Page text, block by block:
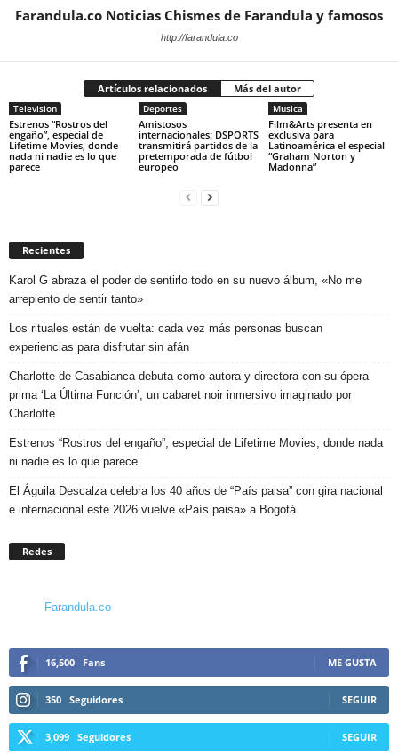
Farandula.co Noticias Chismes de Farandula y famosos
http://farandula.co
Artículos relacionados Más del autor
Television
Estrenos “Rostros del
engaño”, especial de
Lifetime Movies, donde
nada ni nadie es lo que
parece
Deportes
Amistosos
internacionales: DSPORTS
transmitirá partidos de la
pretemporada de fútbol
europeo
Musica
Film&Arts presenta en
exclusiva para
Latinoamérica el especial
“Graham Norton y
Madonna”
Recientes
Karol G abraza el poder de sentirlo todo en su nuevo álbum, «No me
arrepiento de sentir tanto»
Los rituales están de vuelta: cada vez más personas buscan
experiencias para disfrutar sin afán
Charlotte de Casabianca debuta como autora y directora con su ópera
prima ‘La Última Función’, un cabaret noir inmersivo imaginado por
Charlotte
Estrenos “Rostros del engaño”, especial de Lifetime Movies, donde nada
ni nadie es lo que parece
El Águila Descalza celebra los 40 años de “País paisa” con gira nacional
e internacional este 2026 vuelve «País paisa» a Bogotá
Redes
Farandula.co
16,500 Fans ME GUSTA
350 Seguidores SEGUIR
3,099 Seguidores SEGUIR